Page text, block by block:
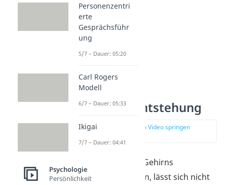
Emotionen Entstehung
zur Stelle im Video springen
In welchem Teil des Gehirns
Emotionen
entstehen, lässt sich nicht
Personenzentri
erte
Gesprächsführ
ung
5/7 – Dauer: 05:20
Carl Rogers
Modell
6/7 – Dauer: 05:33
Ikigai
7/7 – Dauer: 04:41
Psychologie
Persönlichkeit